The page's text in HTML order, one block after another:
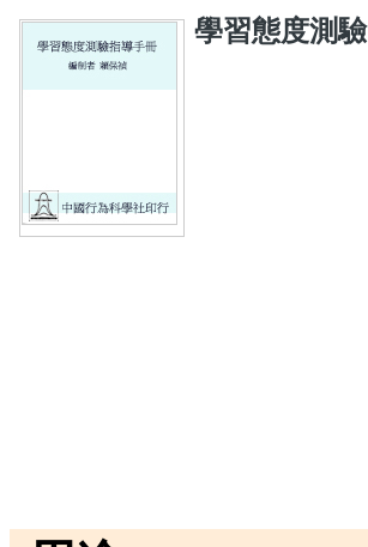
學習態度測驗